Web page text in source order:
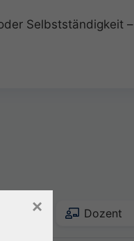
Selbstständigkeit –
Dozent
×